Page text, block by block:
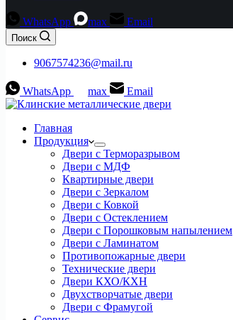
WhatsApp max Email
Поиск
9067574236@mail.ru
WhatsApp max Email
Главная
Продукция
Двери с Терморазрывом
Двери с МДФ
Квартирные двери
Двери с Зеркалом
Двери с Ковкой
Двери с Остеклением
Двери с Порошковым напылением
Двери с Ламинатом
Противопожарные двери
Технические двери
Двери КХО/КХН
Двухстворчатые двери
Двери с Фрамугой